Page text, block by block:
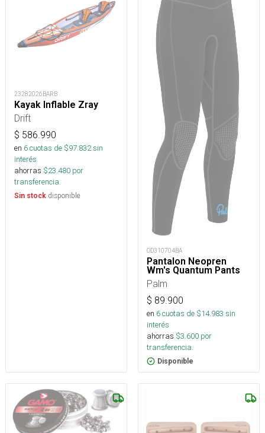
23282026BARB
Kayak Inflable Zray
Drift
$ 586.990
en 6cuotas de $97.832sin
interés
ahorras $23.480 por
transferencia.
Sin stock disponible
OD310704BA
Pantalon Neopren
Wm's Quantum Pants
Palm
$ 89.900
en 6cuotas de $14.983 sin
interés
ahorras $3.600 por
transferencia.
Disponible